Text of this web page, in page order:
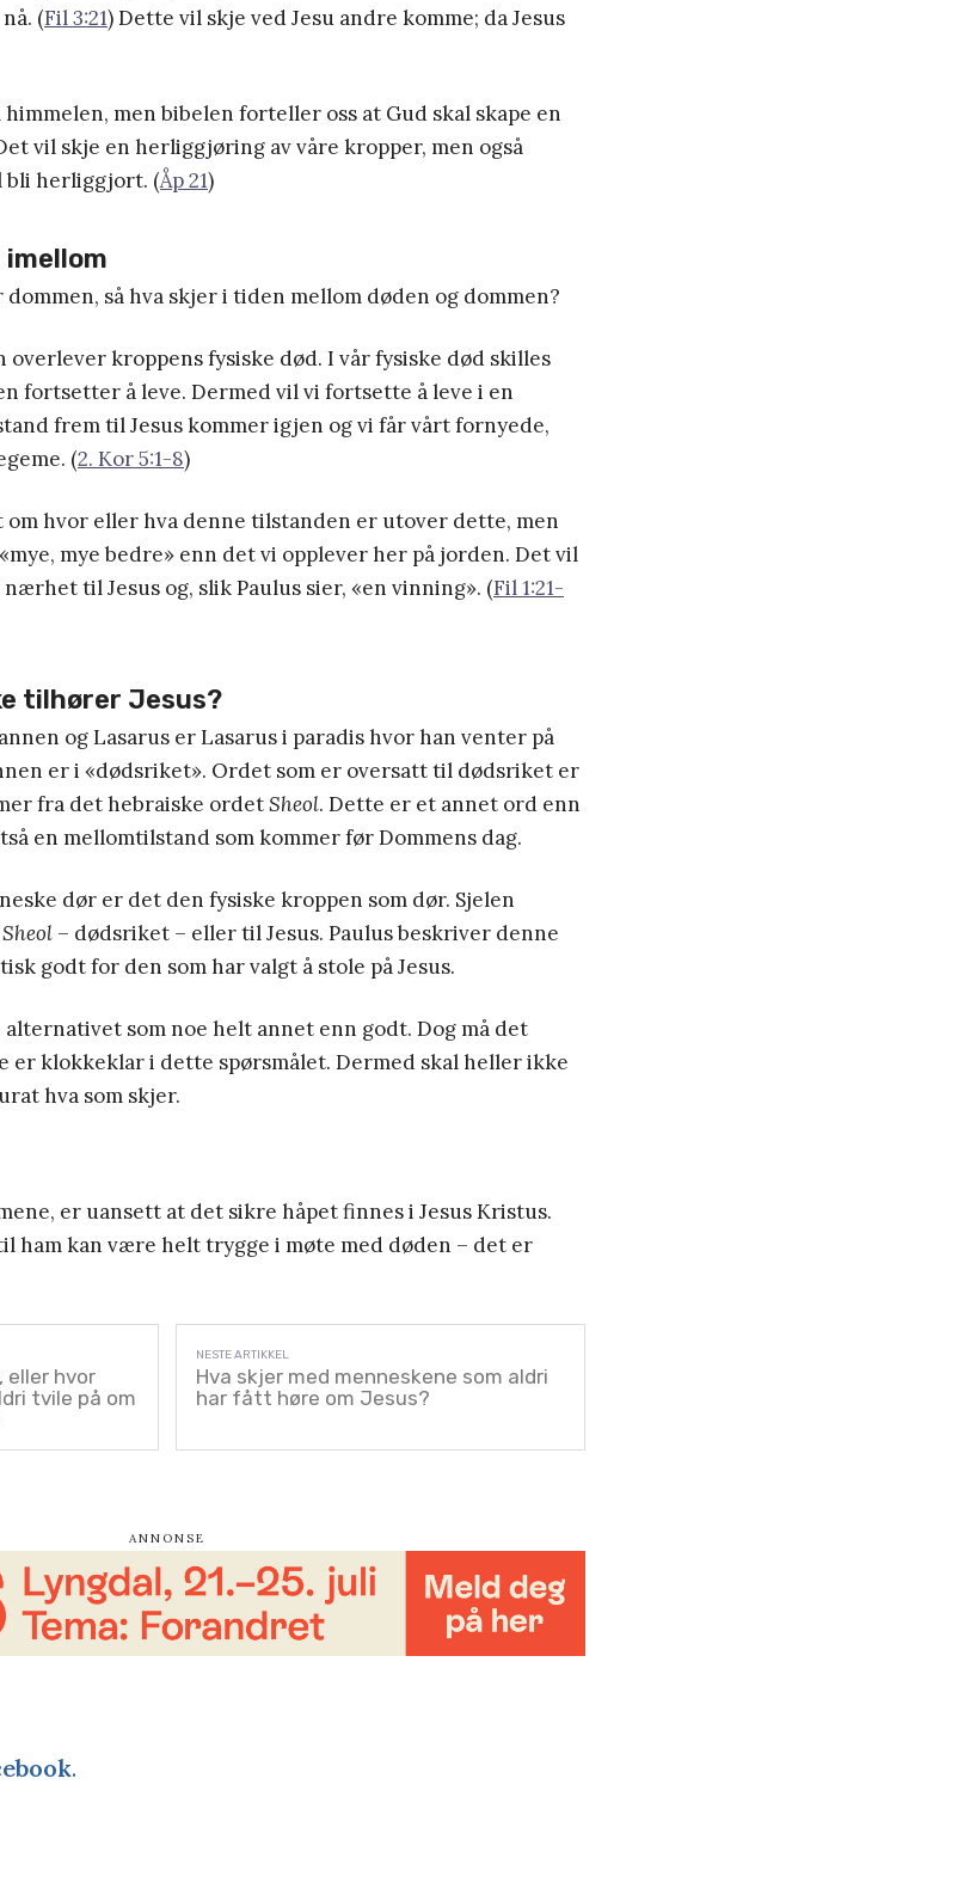
(Fil 3:21) Dette vil skje ved Jesu andre komme; da Jesus
men bibelen forteller oss at Gud skal skape en
vil skje en herliggjøring av våre kropper, men også
bli herliggjort. (Åp 21)
imellom
så hva skjer i tiden mellom døden og dommen?
kroppens fysiske død. I vår fysiske død skilles
fortsetter å leve. Dermed vil vi fortsette å leve i en
frem til Jesus kommer igjen og vi får vårt fornyede,
(2. Kor 5:1-8)
hvor eller hva denne tilstanden er utover dette, men
mye bedre» enn det vi opplever her på jorden. Det vil
til Jesus og, slik Paulus sier, «en vinning». (Fil 1:21-
tilhører Jesus?
og Lasarus er Lasarus i paradis hvor han venter på
er i «dødsriket». Ordet som er oversatt til dødsriket er
fra det hebraiske ordetSheol. Dette er et annet ord enn
en mellomtilstand som kommer før Dommens dag.
dør er det den fysiske kroppen som dør. Sjelen
Sheol – dødsriket – eller til Jesus. Paulus beskriver denne
godt for den som har valgt å stole på Jesus.
som noe helt annet enn godt. Dog må det
er klokkeklar i dette spørsmålet. Dermed skal heller ikke
hva som skjer.
er uansett at det sikre håpet finnes i Jesus Kristus.
ham kan være helt trygge i møte med døden – det er
eller hvor
tvile på om
Hva skjer med menneskene som aldri
har fått høre om Jesus?
.